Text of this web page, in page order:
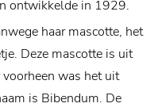
ontwikkelde in 1929.
haar mascotte, het
Deze mascotte is uit
was het uit
is Bibendum. De